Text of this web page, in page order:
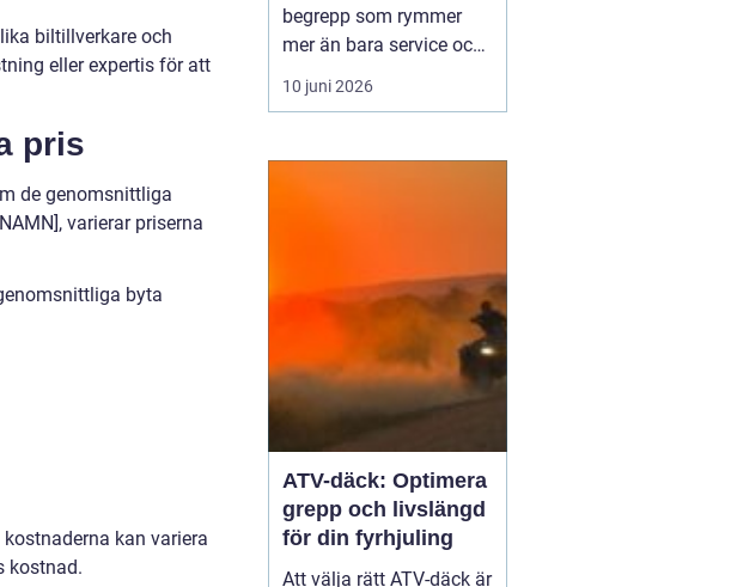
biltillverkare och
eller expertis för att
pris
de genomsnittliga
varierar priserna
byta
kan variera
kostnad.
begrepp som rymmer
mer än bara service och
reparationer. En välskött
husbil ger trygghet,
vägen. G...
10 juni 2026
ATV-däck: Optimera
grepp och livslängd
för din fyrhjuling
Att välja rätt ATV-däck är